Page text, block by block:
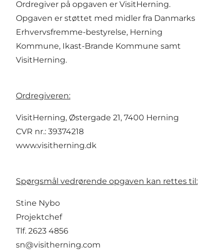
Ordregiver på opgaven er VisitHerning.
Opgaven er støttet med midler fra Danmarks
Erhvervsfremme-bestyrelse, Herning
Kommune, Ikast-Brande Kommune samt
VisitHerning.
Ordregiveren:
VisitHerning, Østergade 21, 7400 Herning
CVR nr.: 39374218
www.visitherning.dk
Spørgsmål vedrørende opgaven kan rettes til:
Stine Nybo
Projektchef
Tlf. 2623 4856
sn@visitherning.com